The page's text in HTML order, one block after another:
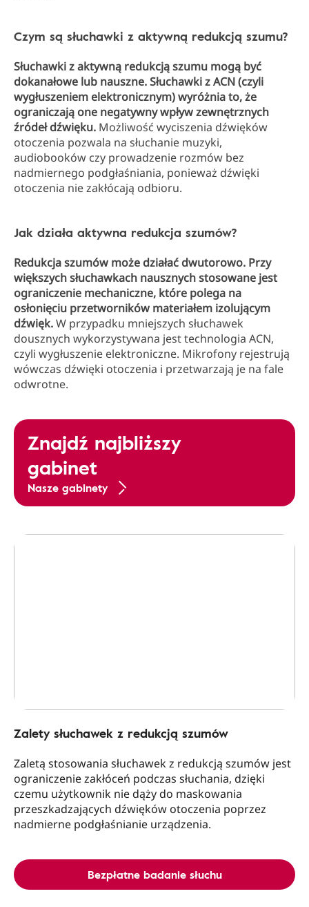
Czym są słuchawki z aktywną redukcją szumu?
Słuchawki z aktywną redukcją szumu mogą być
dokanałowe lub nauszne. Słuchawki z ACN (czyli
wygłuszeniem elektronicznym) wyróżnia to, że
ograniczają one negatywny wpływ zewnętrznych
źródeł dźwięku. Możliwość wyciszenia dźwięków
otoczenia pozwala na słuchanie muzyki,
audiobooków czy prowadzenie rozmów bez
nadmiernego podgłaśniania, ponieważ dźwięki
otoczenia nie zakłócają odbioru.
Jak działa aktywna redukcja szumów?
Redukcja szumów może działać dwutorowo. Przy
większych słuchawkach nausznych stosowane jest
ograniczenie mechaniczne, które polega na
osłonięciu przetworników materiałem izolującym
dźwięk.W przypadku mniejszych słuchawek
dousznych wykorzystywana jest technologia ACN,
czyli wygłuszenie elektroniczne. Mikrofony rejestrują
wówczas dźwięki otoczenia i przetwarzają je na fale
odwrotne.
Znajdź najbliższy
gabinet
Nasze gabinety
Zalety słuchawek z redukcją szumów
Zaletą stosowania słuchawek z redukcją szumów jest
ograniczenie zakłóceń podczas słuchania, dzięki
czemu użytkownik nie dąży do maskowania
przeszkadzających dźwięków otoczenia poprzez
nadmierne podgłaśnianie urządzenia.
Bezpłatne badanie słuchu